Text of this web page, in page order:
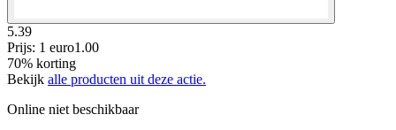
5.39
Prijs: 1 euro1 .00
70% korting
Bekijk alle producten uit deze actie.
Online niet beschikbaar